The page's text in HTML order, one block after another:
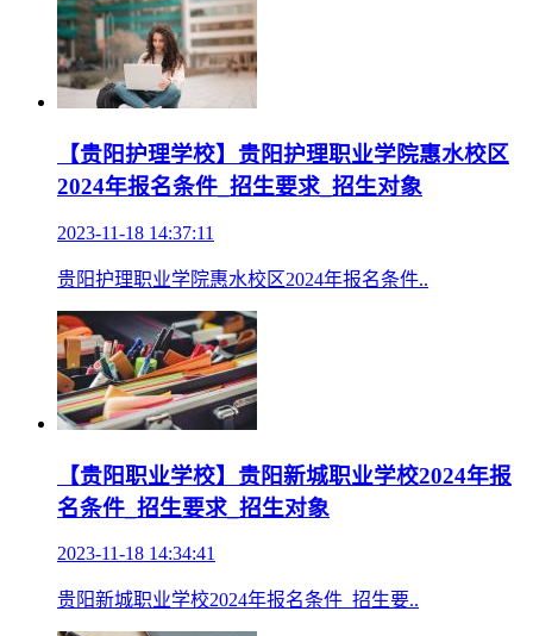
【贵阳护理学校】贵阳护理职业学院惠水校区
2024年报名条件_招生要求_招生对象
2023-11-18 14:37:11
贵阳护理职业学院惠水校区2024年报名条件..
【贵阳职业学校】贵阳新城职业学校2024年报
名条件_招生要求_招生对象
2023-11-18 14:34:41
贵阳新城职业学校2024年报名条件_招生要..